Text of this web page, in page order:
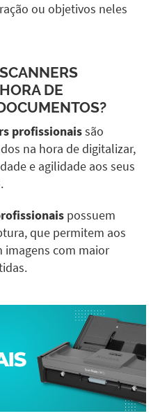
ou objetivos neles
DE
profissionaissão
na hora de digitalizar,
e agilidade aos seus
possuem
que permitem aos
com maior